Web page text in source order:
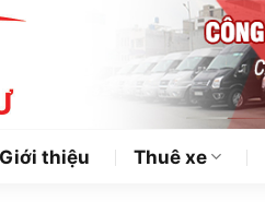
Giới thiệu Thuê xe